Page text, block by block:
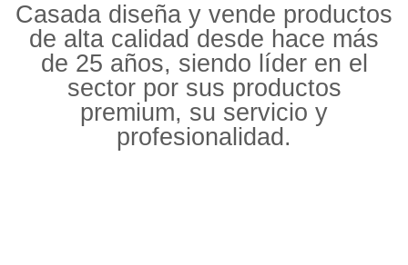
Casada diseña y vende productos
de alta calidad desde hace más
de 25 años, siendo líder en el
sector por sus productos
premium, su servicio y
profesionalidad.